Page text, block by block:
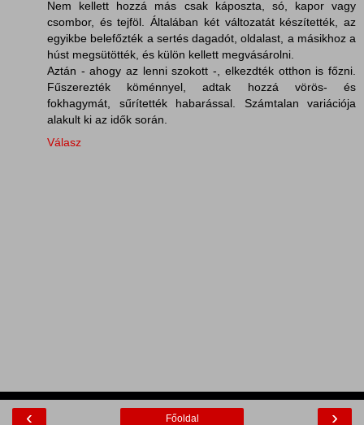
Nem kellett hozzá más csak káposzta, só, kapor vagy
csombor, és tejföl. Általában két változatát készítették, az
egyikbe belefőzték a sertés dagadót, oldalast, a másikhoz a
húst megsütötték, és külön kellett megvásárolni.
Aztán - ahogy az lenni szokott -, elkezdték otthon is főzni.
Fűszerezték köménnyel, adtak hozzá vörös- és
fokhagymát, sűrítették habarással. Számtalan variációja
alakult ki az idők során.
Válasz
‹ ›
Főoldal